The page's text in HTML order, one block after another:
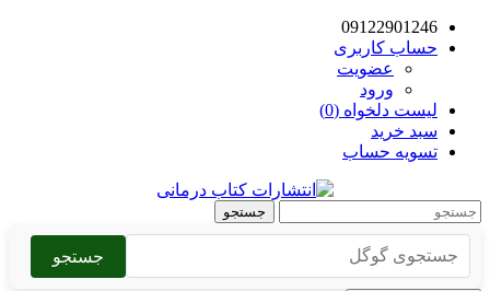
09122901246
حساب کاربری
عضویت
ورود
لیست دلخواه (0)
سبد خرید
تسویه حساب
جستجو
جستجو